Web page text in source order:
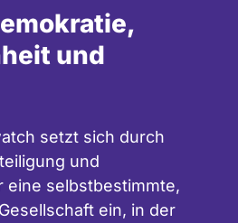
und
setzt sich durch
und
eine selbstbestimmte,
ein, in der